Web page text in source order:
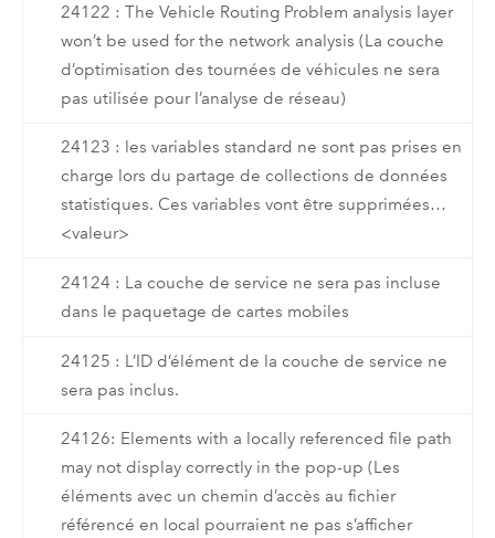
24122 : The Vehicle Routing Problem analysis layer
won’t be used for the network analysis (La couche
d’optimisation des tournées de véhicules ne sera
pas utilisée pour l’analyse de réseau)
24123 : les variables standard ne sont pas prises en
charge lors du partage de collections de données
statistiques. Ces variables vont être supprimées…
<valeur>
24124 : La couche de service ne sera pas incluse
dans le paquetage de cartes mobiles
24125 : L’ID d’élément de la couche de service ne
sera pas inclus.
24126: Elements with a locally referenced file path
may not display correctly in the pop-up (Les
éléments avec un chemin d’accès au fichier
référencé en local pourraient ne pas s’afficher